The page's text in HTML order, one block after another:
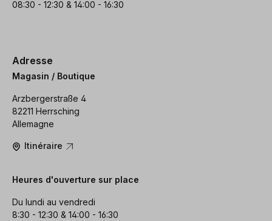
08:30 - 12:30 & 14:00 - 16:30
Adresse
Magasin / Boutique
Arzbergerstraße 4
82211 Herrsching
Allemagne
Itinéraire
Heures d'ouverture sur place
Du lundi au vendredi
8:30 - 12:30 & 14:00 - 16:30